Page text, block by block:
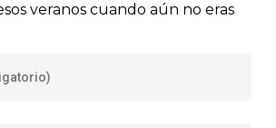
veranos cuando aún no eras